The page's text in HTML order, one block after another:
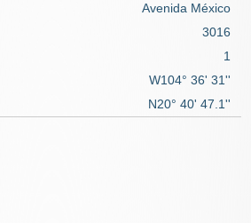
Avenida México
3016
1
W104° 36' 31''
N20° 40' 47.1''